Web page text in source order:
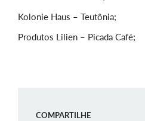
Kolonie Haus – Teutônia;
Produtos Lilien – Picada Café;
COMPARTILHE